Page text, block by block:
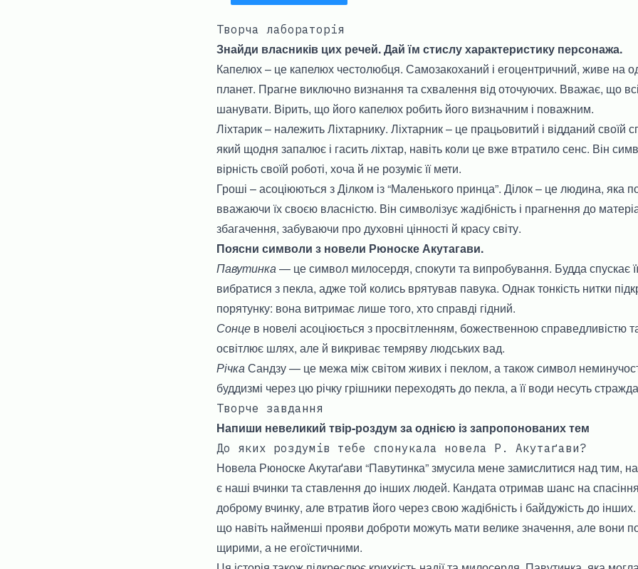
Творча лабораторія
Знайди власників цих речей. Дай їм стислу характеристику персонажа.
Капелюх – це капелюх честолюбця. Самозакоханий і егоцентричний, живе на
планет. Прагне виключно визнання та схвалення від оточуючих. Вважає, що
шанувати. Вірить, що його капелюх робить його визначним і поважним.
Ліхтарик – належить Ліхтарнику. Ліхтарник – це працьовитий і відданий своїй
який щодня запалює і гасить ліхтар, навіть коли це вже втратило сенс. Він
вірність своїй роботі, хоча й не розуміє її мети.
Гроші – асоціюються з Ділком із “Маленького принца”. Ділок – це людина, яка
вважаючи їх своєю власністю. Він символізує жадібність і прагнення до
збагачення, забуваючи про духовні цінності й красу світу.
Поясни символи з новели Рюноске Акутагави.
Павутинка— це символ милосердя, спокути та випробування. Будда спускає
вибратися з пекла, адже той колись врятував павука. Однак тонкість нитки
порятунку: вона витримає лише того, хто справді гідний.
Сонце в новелі асоціюється з просвітленням, божественною справедливістю
освітлює шлях, але й викриває темряву людських вад.
РічкаСандзу — це межа між світом живих і пеклом, а також символ
буддизмі через цю річку грішники переходять до пекла, а її води несуть
Творче завдання
Напиши невеликий твір-роздум за однією із запропонованих тем
До яких роздумів тебе спонукала новела Р. Акутаґави?
Новела Рюноске Акутаґави “Павутинка” змусила мене замислитися над тим,
є наші вчинки та ставлення до інших людей. Кандата отримав шанс на
доброму вчинку, але втратив його через свою жадібність і байдужість до
що навіть найменші прояви доброти можуть мати велике значення, але вони
щирими, а не егоїстичними.